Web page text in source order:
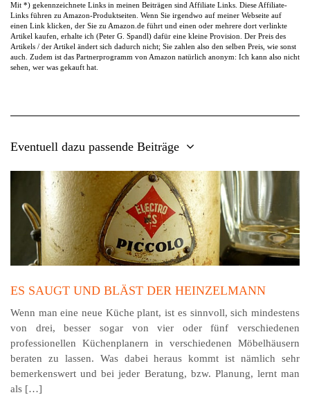
Mit *) gekennzeichnete Links in meinen Beiträgen sind Affiliate Links. Diese Affiliate-
Links führen zu Amazon-Produktseiten. Wenn Sie irgendwo auf meiner Webseite auf
einen Link klicken, der Sie zu Amazon.de führt und einen oder mehrere dort verlinkte
Artikel kaufen, erhalte ich (Peter G. Spandl) dafür eine kleine Provision. Der Preis des
Artikels / der Artikel ändert sich dadurch nicht; Sie zahlen also den selben Preis, wie sonst
auch. Zudem ist das Partnerprogramm von Amazon natürlich anonym: Ich kann also nicht
sehen, wer was gekauft hat.
Eventuell dazu passende Beiträge
ES SAUGT UND BLÄST DER HEINZELMANN
Wenn man eine neue Küche plant, ist es sinnvoll, sich mindestens
von drei, besser sogar von vier oder fünf verschiedenen
professionellen Küchenplanern in verschiedenen Möbelhäusern
beraten zu lassen. Was dabei heraus kommt ist nämlich sehr
bemerkenswert und bei jeder Beratung, bzw. Planung, lernt man
als […]